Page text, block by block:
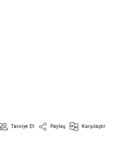
Tavsiye Et Paylaş Karşılaştır